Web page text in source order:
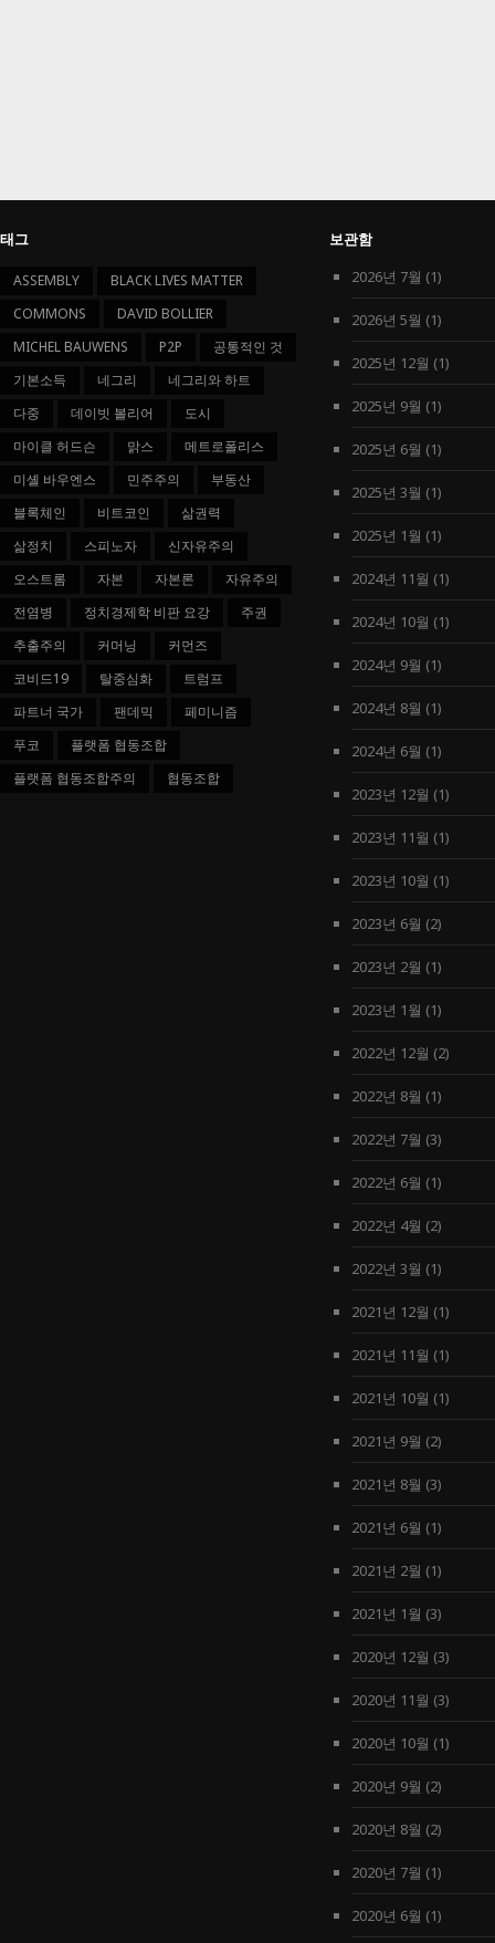
태그
ASSEMBLY
BLACK LIVES MATTER
COMMONS
DAVID BOLLIER
MICHEL BAUWENS
P2P
공통적인 것
기본소득
네그리
네그리와 하트
다중
데이빗 볼리어
도시
마이클 허드슨
맑스
메트로폴리스
미셸 바우엔스
민주주의
부동산
블록체인
비트코인
삶권력
삶정치
스피노자
신자유주의
오스트롬
자본 자본론
자유주의
전염병
정치경제학 비판 요강
주권
추출주의
커머닝
커먼즈
코비드19
탈중심화
트럼프
파트너 국가
팬데믹
페미니즘
푸코
플랫폼 협동조합
플랫폼 협동조합주의
협동조합
보관함
2026년 7월 (1)
2026년 5월 (1)
2025년 12월 (1)
2025년 9월 (1)
2025년 6월 (1)
2025년 3월 (1)
2025년 1월 (1)
2024년 11월 (1)
2024년 10월 (1)
2024년 9월 (1)
2024년 8월 (1)
2024년 6월 (1)
2023년 12월 (1)
2023년 11월 (1)
2023년 10월 (1)
2023년 6월 (2)
2023년 2월 (1)
2023년 1월 (1)
2022년 12월 (2)
2022년 8월 (1)
2022년 7월 (3)
2022년 6월 (1)
2022년 4월 (2)
2022년 3월 (1)
2021년 12월 (1)
2021년 11월 (1)
2021년 10월 (1)
2021년 9월 (2)
2021년 8월 (3)
2021년 6월 (1)
2021년 2월 (1)
2021년 1월 (3)
2020년 12월 (3)
2020년 11월 (3)
2020년 10월 (1)
2020년 9월 (2)
2020년 8월 (2)
2020년 7월 (1)
2020년 6월 (1)